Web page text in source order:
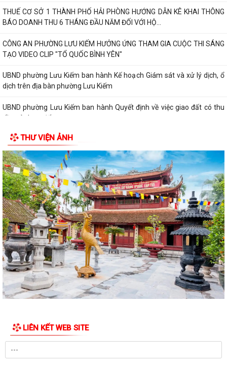
THUẾ CƠ SỞ 1 THÀNH PHỐ HẢI PHÒNG HƯỚNG DẪN KÊ KHAI THÔNG
BÁO DOANH THU 6 THÁNG ĐẦU NĂM ĐỐI VỚI HỘ...
CÔNG AN PHƯỜNG LƯU KIẾM HƯỞNG ỨNG THAM GIA CUỘC THI SÁNG
TẠO VIDEO CLIP "TỔ QUỐC BÌNH YÊN"
UBND phường Lưu Kiếm ban hành Kế hoạch Giám sát và xử lý dịch, ổ
dịch trên địa bàn phường Lưu Kiếm
UBND phường Lưu Kiếm ban hành Quyết định về việc giao đất có thu
tiền sử dụng đất
UBND phường Lưu Kiếm ban hành các quyết đinh về việc giao đất có
thu tiền sử dụng đất đợt ngày...
Niêm yết công khai danh sách đề nghị hưởng hỗ trợ theo Nghị quyết
04/2026/NQ-HĐND đợt 1 năm 2026
UBND phường Lưu Kiếm tổ chức hội nghị đánh giá công tác cải cách
hành chính
PHƯỜNG LƯU KIẾM TỔ CHỨC CÁC ĐOÀN DÂNG HƯƠNG, DÂNG HOA
TRI ÂN CÁC ANH HÙNG LIỆT SĨ NHÂN KỶ NIỆM 79...
PHƯỜNG LƯU KIẾM TỔ CHỨC LỄ DÂNG HƯƠNG, THẮP NẾN TRI ÂN CÁC
ANH HÙNG LIỆT SĨ NHÂN KỶ NIỆM 79 NĂM...
QUY ĐỊNH SỐ 208-QĐ/TW VỀ THI HÀNH ĐIỀU LỆ ĐẢNG
nâng cao hiệu quả hoạt động...
UBND phường Lưu Kiếm ban hành Kế hoạch Triển khai các hoạt động
THƯ VIỆN ẢNH
LIÊN KẾT WEB SITE